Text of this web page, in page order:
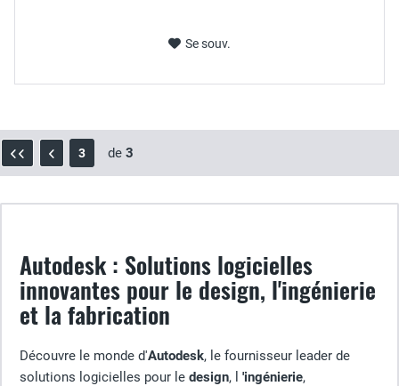
Se souv.
3 de 3
Autodesk : Solutions logicielles
innovantes pour le design, l'ingénierie
et la fabrication
Découvre le monde d'Autodesk, le fournisseur leader de
solutions logicielles pour le design, l 'ingénierie,